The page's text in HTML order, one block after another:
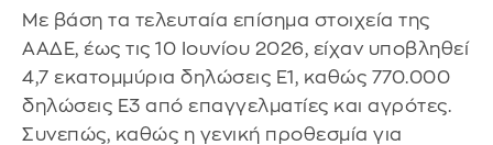
Με βάση τα τελευταία επίσημα στοιχεία της
ΑΑΔΕ, έως τις 10 Ιουνίου 2026, είχαν υποβληθεί
4,7 εκατομμύρια δηλώσεις Ε1, καθώς 770.000
δηλώσεις Ε3 από επαγγελματίες και αγρότες.
Συνεπώς, καθώς η γενική προθεσμία για